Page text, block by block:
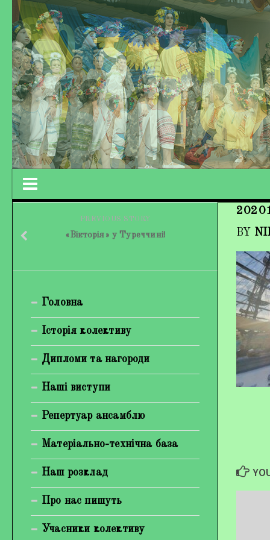
Кохно Вікторія Вікторівна
Гірієнко Ірина Михайлівна
Галерея
Відеогалерея
Фотогалерея
BY
PREVIOUS STORY
«Вікторія» у Туреччині!
Головна
Історія колективу
Дипломи та нагороди
Наші виступи
Репертуар ансамблю
Матеріально-технічна база
Наш розклад
Про нас пишуть
Учасники колективу